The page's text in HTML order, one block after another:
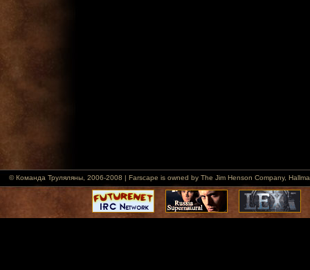
© Команда Труляляны, 2006-2008 | Farscape is owned by The Jim Henson Company,